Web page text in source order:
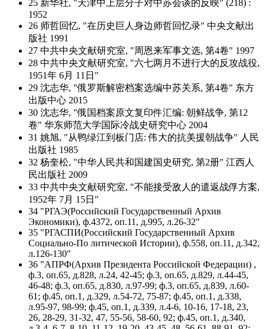
25 新华社, "天津中上层分子对中苏会谈的反映" (218) :
1952
26 师哲回忆, "在历史巨人身边师哲回忆录" 中央文献出
版社 1991
27 中共中央文献研究室, "周恩来军事文选, 第4卷" 1997
28 中共中央文献研究室, "六七两月不进行大的反攻战役,
1951年 6月 11日"
29 沈志华, "俄罗斯解密档案选编中苏关系, 第4卷" 东方
出版中心 2015
30 沈志华, "俄国档案原文复印件汇编: 朝鲜战争, 第12
卷" 华东师范大学国际冷战史研究中心 2004
31 姚旭, "从鸭绿江到板门店: 伟大的抗美援朝战争" 人民
出版社 1985
32 杨奎松, "中华人民共和国建国史研究, 第2册" 江西人
民出版社 2009
33 中共中央文献研究室, "不能接受敌人的遣返战俘方案,
1952年 7月 15日"
34 "РГАЭ(Российский Государственный Архив
Экономики), ф.4372, оп.11, д.995, л.26-32"
35 "РГАСПИ(Российский Государственный Архив
Социально-По литической Истории), ф.558, оп.11, д.342,
л.126-130"
36 "АПРФ(Архив Президента Российской Федерации) ,
ф.3, оп.65, д.828, л.24, 42-45; ф.3, оп.65, д.829, л.44-45,
46-48; ф.3, оп.65, д.830, л.97-99; ф.3, оп.65, д.839, л.60-
61; ф.45, оп.1, д.329, л.54-72, 75-87; ф.45, оп.1, д.338,
л.95-97, 98-99; ф.45, оп.1, д.339, л.4-6, 10-16, 17-18, 23,
26, 28-29, 31-32, 47, 55-56, 58-60, 92; ф.45, оп.1, д.340,